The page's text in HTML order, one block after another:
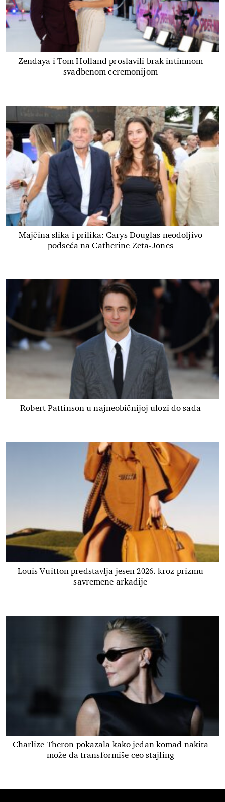
Zendaya i Tom Holland proslavili brak intimnom
svadbenom ceremonijom
Majčina slika i prilika: Carys Douglas neodoljivo
podseća na Catherine Zeta-Jones
Robert Pattinson u najneobičnijoj ulozi do sada
Louis Vuitton predstavlja jesen 2026. kroz prizmu
savremene arkadije
Charlize Theron pokazala kako jedan komad nakita
može da transformiše ceo stajling